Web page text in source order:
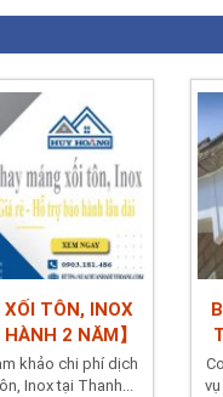
XỐI TÔN, INOX
2 NĂM】
khảo chi phí dịch
Inox tại Thanh...